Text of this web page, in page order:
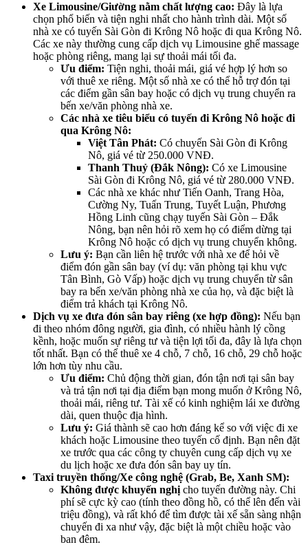
Xe Limousine/Giường nằm chất lượng cao: Đây là lựa
chọn phổ biến và tiện nghi nhất cho hành trình dài. Một số
nhà xe có tuyến Sài Gòn đi Krông Nô hoặc đi qua Krông Nô.
Các xe này thường cung cấp dịch vụ Limousine ghế massage
hoặc phòng riêng, mang lại sự thoải mái tối đa.
Ưu điểm: Tiện nghi, thoải mái, giá vé hợp lý hơn so
với thuê xe riêng. Một số nhà xe có thể hỗ trợ đón tại
các điểm gần sân bay hoặc có dịch vụ trung chuyển ra
bến xe/văn phòng nhà xe.
Các nhà xe tiêu biểu có tuyến đi Krông Nô hoặc đi
qua Krông Nô:
Việt Tân Phát: Có chuyến Sài Gòn đi Krông
Nô, giá vé từ 250.000 VNĐ.
Thanh Thuỷ (Đắk Nông): Có xe Limousine
Sài Gòn đi Krông Nô, giá vé từ 280.000 VNĐ.
Các nhà xe khác như Tiến Oanh, Trang Hòa,
Cường Ny, Tuấn Trung, Tuyết Luận, Phương
Hồng Linh cũng chạy tuyến Sài Gòn – Đắk
Nông, bạn nên hỏi rõ xem họ có điểm dừng tại
Krông Nô hoặc có dịch vụ trung chuyển không.
Lưu ý: Bạn cần liên hệ trước với nhà xe để hỏi về
điểm đón gần sân bay (ví dụ: văn phòng tại khu vực
Tân Bình, Gò Vấp) hoặc dịch vụ trung chuyển từ sân
bay ra bến xe/văn phòng nhà xe của họ, và đặc biệt là
điểm trả khách tại Krông Nô.
Dịch vụ xe đưa đón sân bay riêng (xe hợp đồng): Nếu bạn
đi theo nhóm đông người, gia đình, có nhiều hành lý cồng
kềnh, hoặc muốn sự riêng tư và tiện lợi tối đa, đây là lựa chọn
tốt nhất. Bạn có thể thuê xe 4 chỗ, 7 chỗ, 16 chỗ, 29 chỗ hoặc
lớn hơn tùy nhu cầu.
Ưu điểm: Chủ động thời gian, đón tận nơi tại sân bay
và trả tận nơi tại địa điểm bạn mong muốn ở Krông Nô,
thoải mái, riêng tư. Tài xế có kinh nghiệm lái xe đường
dài, quen thuộc địa hình.
Lưu ý: Giá thành sẽ cao hơn đáng kể so với việc đi xe
khách hoặc Limousine theo tuyến cố định. Bạn nên đặt
xe trước qua các công ty chuyên cung cấp dịch vụ xe
du lịch hoặc xe đưa đón sân bay uy tín.
Taxi truyền thống/Xe công nghệ (Grab, Be, Xanh SM):
Không được khuyến nghị cho tuyến đường này. Chi
phí sẽ cực kỳ cao (tính theo đồng hồ, có thể lên đến vài
triệu đồng), và rất khó để tìm được tài xế sẵn sàng nhận
chuyến đi xa như vậy, đặc biệt là một chiều hoặc vào
ban đêm.